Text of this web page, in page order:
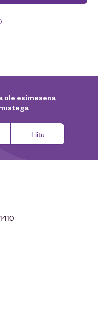
ole esimesena
Liitu